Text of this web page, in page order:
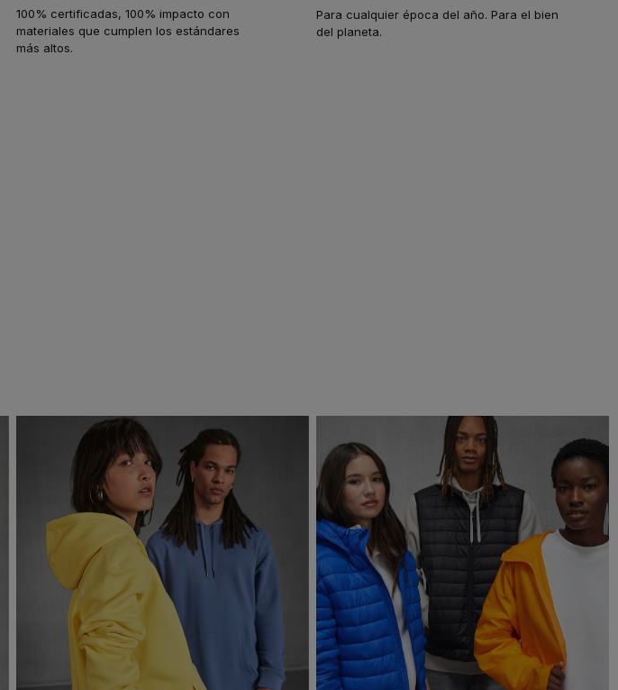
100% certificadas, 100% impacto con
materiales que cumplen los estándares
más altos.
Para cualquier época del año. Para el bien
del planeta.